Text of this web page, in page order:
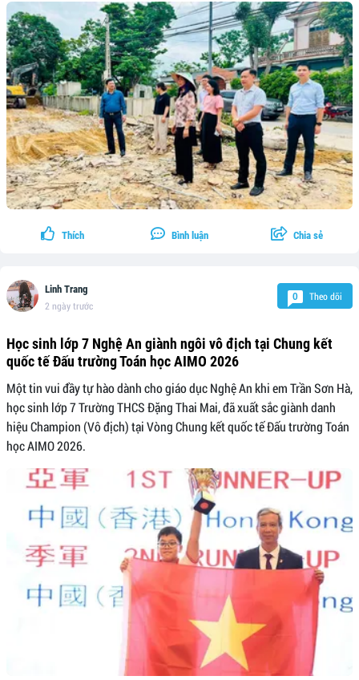
Thích Bình luận Chia sẻ
Linh Trang
2 ngày trước
0 Theo dõi
Học sinh lớp 7 Nghệ An giành ngôi vô địch tại Chung kết
quốc tế Đấu trường Toán học AIMO 2026
Một tin vui đầy tự hào dành cho giáo dục Nghệ An khi em Trần Sơn Hà,
học sinh lớp 7 Trường THCS Đặng Thai Mai, đã xuất sắc giành danh
hiệu Champion (Vô địch) tại Vòng Chung kết quốc tế Đấu trường Toán
học AIMO 2026.